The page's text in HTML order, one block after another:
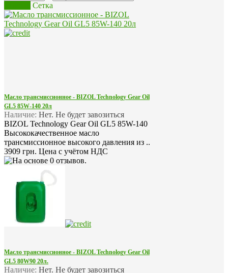
Сетка
Масло трансмиссионное - BIZOL Technology Gear Oil
GL5 85W-140 20л
Наличие: Нет. Не будет завозиться
BIZOL Technology Gear Oil GL5 85W-140
Высококачественное масло
трансмиссионное высокого давления из ..
3909 грн. Цена с учётом НДС
Масло трансмиссионное - BIZOL Technology Gear Oil
GL5 80W90 20л.
Наличие: Нет. Не будет завозиться